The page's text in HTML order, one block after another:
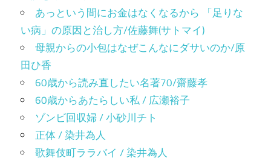
あっという間にお金はなくなるから 「足りな
い病」の原因と治し方/佐藤舞(サトマイ)
母親からの小包はなぜこんなにダサいのか/原
田ひ香
60歳から読み直したい名著70/齋藤孝
60歳からあたらしい私 / 広瀬裕子
ゾンビ回収婦 / 小砂川チト
正体 / 染井為人
歌舞伎町ララバイ / 染井為人